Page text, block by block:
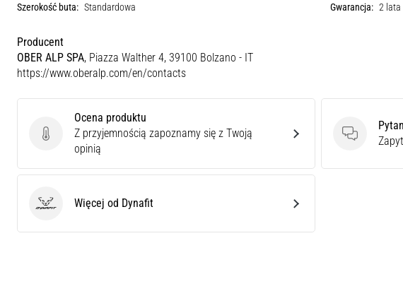
Szerokość buta: Standardowa Gwarancja: 2 lata
Producent
OBER ALP SPA, Piazza Walther 4, 39100 Bolzano - IT
https://www.oberalp.com/en/contacts
Ocena produktu
Ocena produktu
Z przyjemnością zapoznamy się z Twoją
opinią
Pytania
DynafitWięcej od Dynafit